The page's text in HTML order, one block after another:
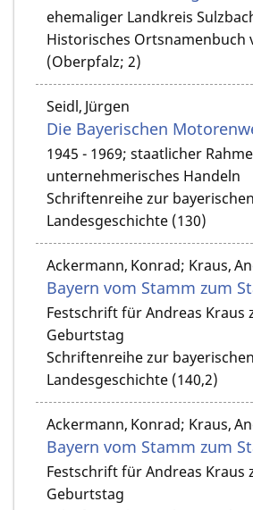
ehemaliger Landkreis
Historisches Ortsnamenbuch
(Oberpfalz; 2)
Seidl, Jürgen
Die Bayerischen
1945 - 1969; staatlicher
unternehmerisches Handeln
Schriftenreihe zur bayerischen
Landesgeschichte (130)
Ackermann, Konrad; Kraus,
Bayern vom Stamm zum
Festschrift für Andreas Kraus
Geburtstag
Schriftenreihe zur bayerischen
Landesgeschichte (140,2)
Ackermann, Konrad; Kraus,
Bayern vom Stamm zum
Festschrift für Andreas Kraus
Geburtstag